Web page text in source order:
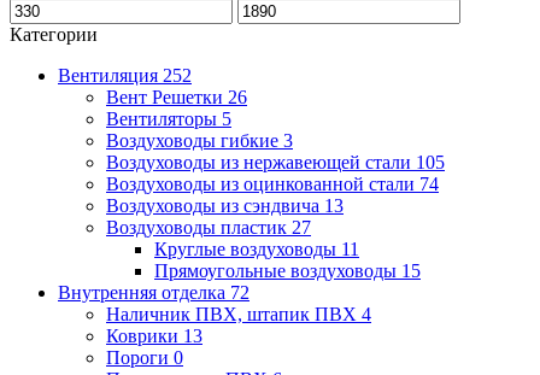
Категории
Вентиляция 252
Вент Решетки 26
Вентиляторы 5
Воздуховоды гибкие 3
Воздуховоды из нержавеющей стали 105
Воздуховоды из оцинкованной стали 74
Воздуховоды из сэндвича 13
Воздуховоды пластик 27
Круглые воздуховоды 11
Прямоугольные воздуховоды 15
Внутренняя отделка 72
Наличник ПВХ, штапик ПВХ 4
Коврики 13
Пороги 0